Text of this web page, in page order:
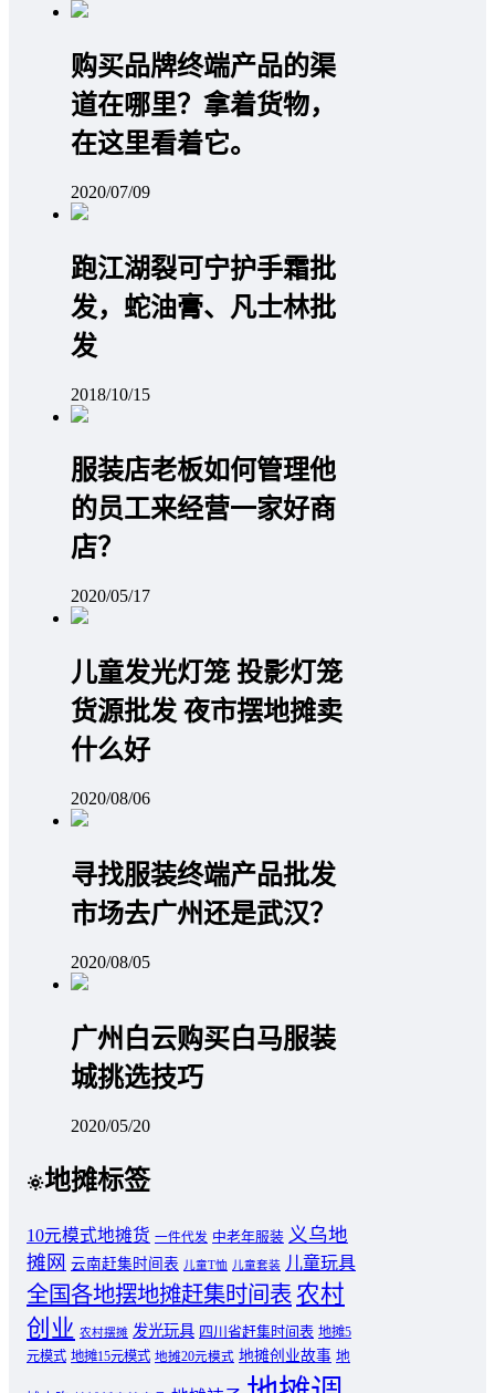
购买品牌终端产品的渠
道在哪里？拿着货物，
在这里看着它。
2020/07/09
跑江湖裂可宁护手霜批
发，蛇油膏、凡士林批
发
2018/10/15
服装店老板如何管理他
的员工来经营一家好商
店？
2020/05/17
儿童发光灯笼 投影灯笼
货源批发 夜市摆地摊卖
什么好
2020/08/06
寻找服装终端产品批发
市场去广州还是武汉？
2020/08/05
广州白云购买白马服装
城挑选技巧
2020/05/20
地摊标签
10元模式地摊货 一件代发 中老年服装 义乌地
摊网 云南赶集时间表 儿童T恤 儿童套装 儿童玩具
全国各地摆地摊赶集时间表 农村
创业 农村摆摊 发光玩具 四川省赶集时间表 地摊5
元模式 地摊15元模式 地摊20元模式 地摊创业故事 地